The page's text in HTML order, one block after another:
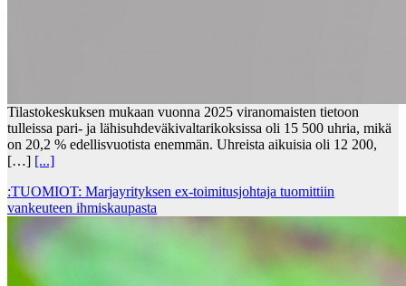
Tilastokeskuksen mukaan vuonna 2025 viranomaisten tietoon
tulleissa pari- ja lähisuhdeväkivaltarikoksissa oli 15 500 uhria, mikä
on 20,2 % edellisvuotista enemmän. Uhreista aikuisia oli 12 200,
[…] [...]
:TUOMIOT: Marjayrityksen ex-toimitusjohtaja tuomittiin
vankeuteen ihmiskaupasta